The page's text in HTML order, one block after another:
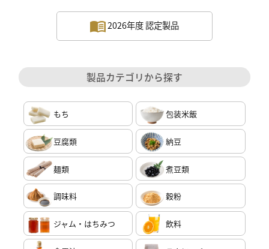
2026年度 認定製品
製品カテゴリから探す
もち 包装米飯
豆腐類 納豆
麺類 煮豆類
調味料 穀粉
ジャム・はちみつ 飲料